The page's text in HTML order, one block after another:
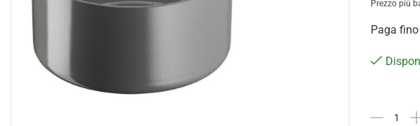
Prezzo più
Paga